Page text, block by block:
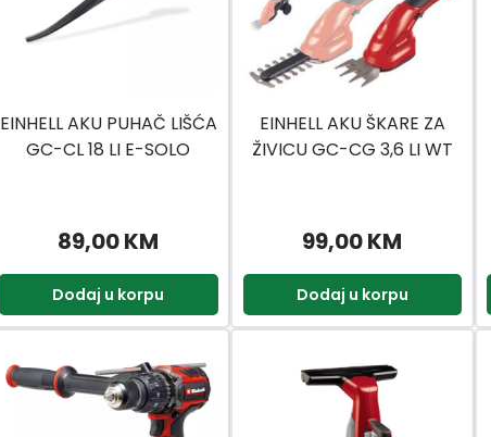
EINHELL AKU PUHAČ LIŠĆA
GC-CL 18 LI E-SOLO
89,00 KM
Dodaj u korpu
EINHELL AKU ŠKARE ZA
ŽIVICU GC-CG 3,6 LI WT
99,00 KM
Dodaj u korpu